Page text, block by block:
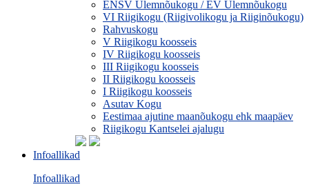
ENSV Ülemnõukogu / EV Ülemnõukogu
VI Riigikogu (Riigivolikogu ja Riiginõukogu)
Rahvuskogu
V Riigikogu koosseis
IV Riigikogu koosseis
III Riigikogu koosseis
II Riigikogu koosseis
I Riigikogu koosseis
Asutav Kogu
Eestimaa ajutine maanõukogu ehk maapäev
Riigikogu Kantselei ajalugu
Infoallikad
Infoallikad